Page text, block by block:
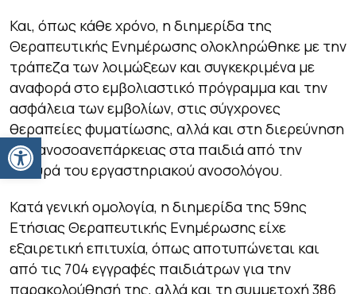
Ανοίξτε τη γραμμή εργαλείων
Και, όπως κάθε χρόνο, η διημερίδα της
Θεραπευτικής Ενημέρωσης ολοκληρώθηκε με την
τράπεζα των λοιμώξεων και συγκεκριμένα με
αναφορά στο εμβολιαστικό πρόγραμμα και την
ασφάλεια των εμβολίων, στις σύγχρονες
θεραπείες φυματίωσης, αλλά και στη διερεύνηση
της ανοσοανεπάρκειας στα παιδιά από την
πλευρά του εργαστηριακού ανοσολόγου.
Κατά γενική ομολογία, η διημερίδα της 59ης
Ετήσιας Θεραπευτικής Ενημέρωσης είχε
εξαιρετική επιτυχία, όπως αποτυπώνεται και
από τις 704 εγγραφές παιδιάτρων για την
παρακολούθησή της, αλλά και τη συμμετοχή 386